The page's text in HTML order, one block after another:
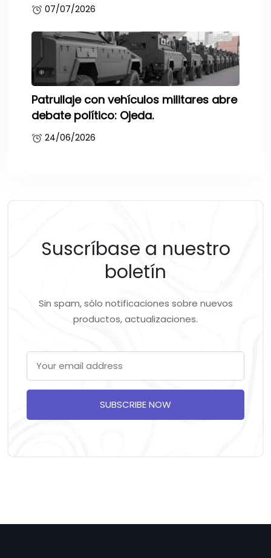
07/07/2026
Patrullaje con vehículos militares abre
debate político: Ojeda.
24/06/2026
Suscríbase a nuestro
boletín
Sin spam, sólo notificaciones sobre nuevos
productos, actualizaciones.
SUBSCRIBE NOW